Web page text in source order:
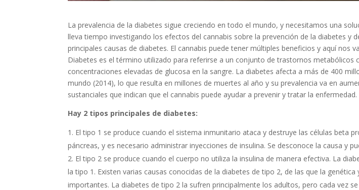
La prevalencia de la diabetes sigue creciendo en todo el mundo, y necesitamos una
lleva tiempo investigando los efectos del cannabis sobre la prevención de la diabetes y
principales causas de diabetes. El cannabis puede tener múltiples beneficios y aquí nos
Diabetes es el término utilizado para referirse a un conjunto de trastornos metabólicos
concentraciones elevadas de glucosa en la sangre. La diabetes afecta a más de 400
mundo (2014), lo que resulta en millones de muertes al año y su prevalencia va en
sustanciales que indican que el cannabis puede ayudar a prevenir y tratar la enfermedad.
Hay 2 tipos principales de diabetes:
El tipo 1 se produce cuando el sistema inmunitario ataca y destruye las células beta
páncreas, y es necesario administrar inyecciones de insulina. Se desconoce la causa y
El tipo 2 se produce cuando el cuerpo no utiliza la insulina de manera efectiva. La
la tipo 1. Existen varias causas conocidas de la diabetes de tipo 2, de las que la
importantes. La diabetes de tipo 2 la sufren principalmente los adultos, pero cada vez